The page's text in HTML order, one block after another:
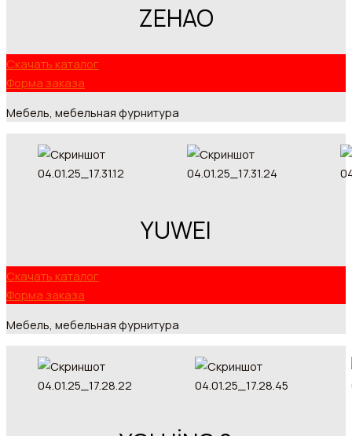
ZEHAO
Скачать каталог
Форма заказа
Мебель, мебельная фурнитура
YUWEI
Скачать каталог
Форма заказа
Мебель, мебельная фурнитура